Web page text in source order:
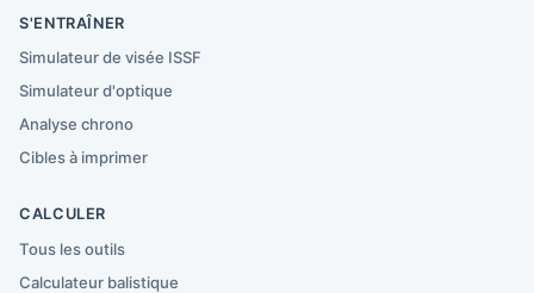
S'ENTRAÎNER
Simulateur de visée ISSF
Simulateur d'optique
Analyse chrono
Cibles à imprimer
CALCULER
Tous les outils
Calculateur balistique